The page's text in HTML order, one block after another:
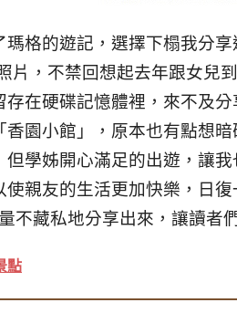
格的遊記， 選擇下榻我分享
片， 不禁回想起去年跟女兒
存在硬碟記憶體裡，來不及分
園小館」， 原本也有點想暗
但學姊開心滿足的出遊，讓我
使親友的生活更加快樂， 日
不藏私地分享出來， 讓讀者
點